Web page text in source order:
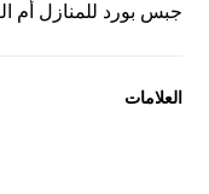
جبس بورد للمنازل أم
العلامات